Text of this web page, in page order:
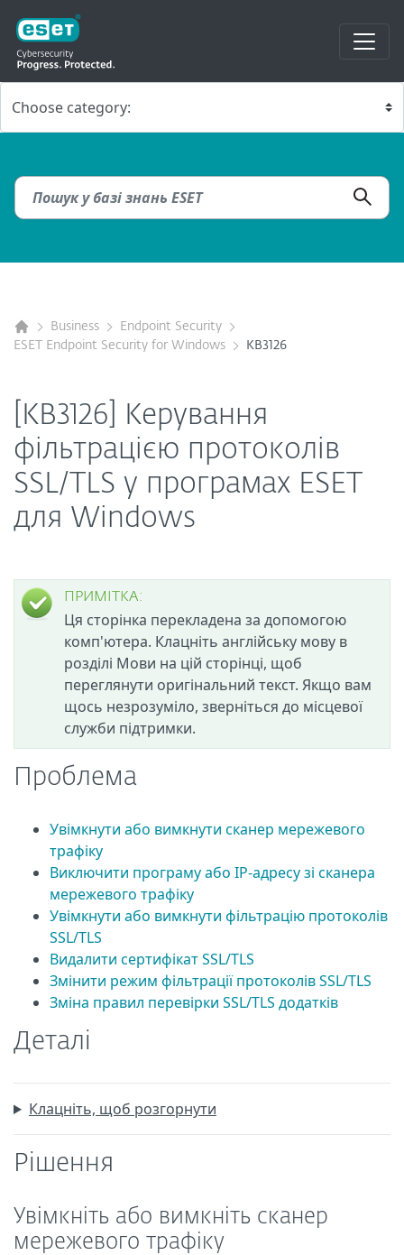
Business
Endpoint Security
ESET Endpoint Security for Windows
KB3126
[KB3126] Керування
фільтрацією протоколів
SSL/TLS у програмах ESET
для Windows
ПРИМІТКА:
Ця сторінка перекладена за допомогою
комп'ютера. Клацніть англійську мову в
розділі Мови на цій сторінці, щоб
переглянути оригінальний текст. Якщо вам
щось незрозуміло, зверніться до місцевої
служби підтримки.
Проблема
Увімкнути або вимкнути сканер мережевого
трафіку
Виключити програму або IP-адресу зі сканера
мережевого трафіку
Увімкнути або вимкнути фільтрацію протоколів
SSL/TLS
Видалити сертифікат SSL/TLS
Змінити режим фільтрації протоколів SSL/TLS
Зміна правил перевірки SSL/TLS додатків
Деталі
Клацніть, щоб розгорнути
Рішення
Увімкніть або вимкніть сканер
мережевого трафіку